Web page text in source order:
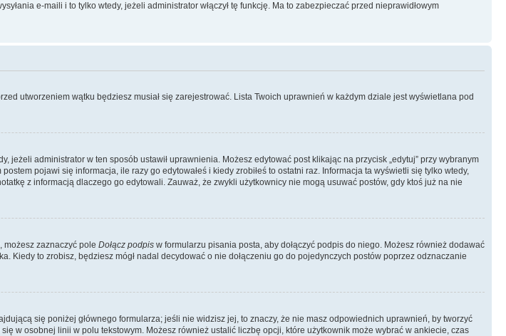
e-maili i to tylko wtedy, jeżeli administrator włączył tę funkcję. Ma to zabezpieczać przed nieprawidłowym
utworzeniem wątku będziesz musiał się zarejestrować. Lista Twoich uprawnień w każdym dziale jest wyświetlana pod
administrator w ten sposób ustawił uprawnienia. Możesz edytować post klikając na przycisk „edytuj” przy wybranym
pojawi się informacja, ile razy go edytowałeś i kiedy zrobiłeś to ostatni raz. Informacja ta wyświetli się tylko wtedy,
z informacją dlaczego go edytowali. Zauważ, że zwykli użytkownicy nie mogą usuwać postów, gdy ktoś już na nie
możesz zaznaczyć pole Dołącz podpis w formularzu pisania posta, aby dołączyć podpis do niego. Możesz również dodawać
to zrobisz, będziesz mógł nadal decydować o nie dołączeniu go do pojedynczych postów poprzez odznaczanie
się poniżej głównego formularza; jeśli nie widzisz jej, to znaczy, że nie masz odpowiednich uprawnień, by tworzyć
w osobnej linii w polu tekstowym. Możesz również ustalić liczbę opcji, które użytkownik może wybrać w ankiecie, czas